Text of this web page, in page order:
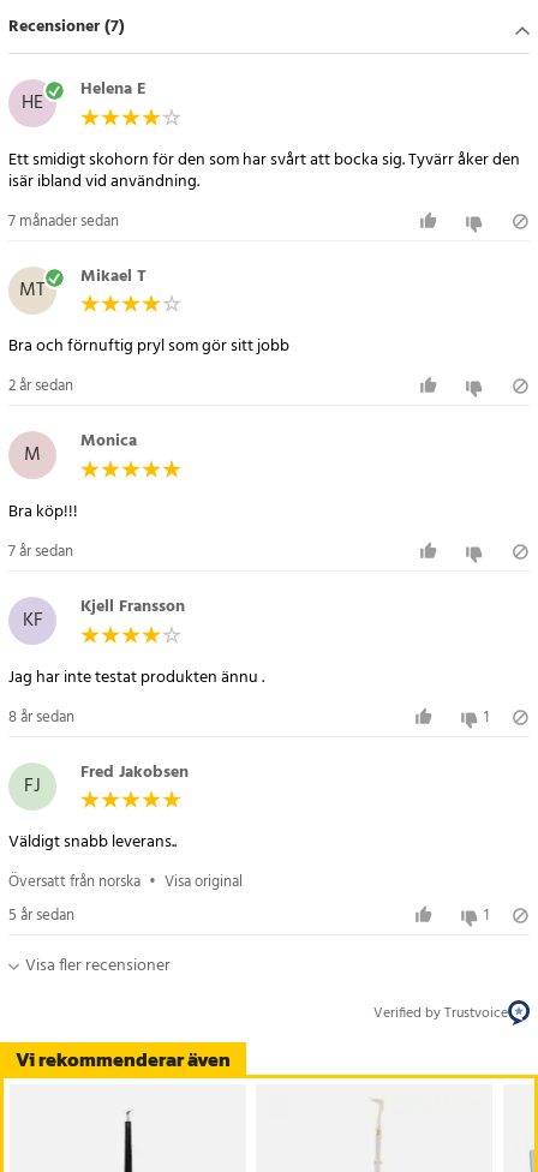
- Längd: 58 cm
- Funktioner: Vikbar, med fjädring
Artikelnummer: 61741
Vi rekommenderar även
Recensioner (7)
HE Helena E
Ett smidigt skohorn för den som har svårt att bocka sig. Tyvärr åker den
isär ibland vid användning.
7 månader sedan
MT Mikael T
Bra och förnuftig pryl som gör sitt jobb
2 år sedan
M Monica
Bra köp!!!
7 år sedan
KF Kjell Fransson
Jag har inte testat produkten ännu .
8 år sedan 1
FJ Fred Jakobsen
Väldigt snabb leverans..
Översatt från norska • Visa original
5 år sedan
1
Visa fler recensioner
Verified by Trustvoice